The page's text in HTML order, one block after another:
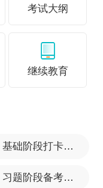
考试大纲
继续教育
基础阶段打卡计划
习题阶段备考重点方向